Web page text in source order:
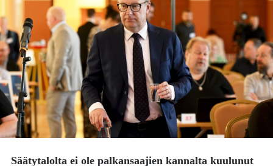
Säätytalolta ei ole palkansaajien kannalta kuulunut